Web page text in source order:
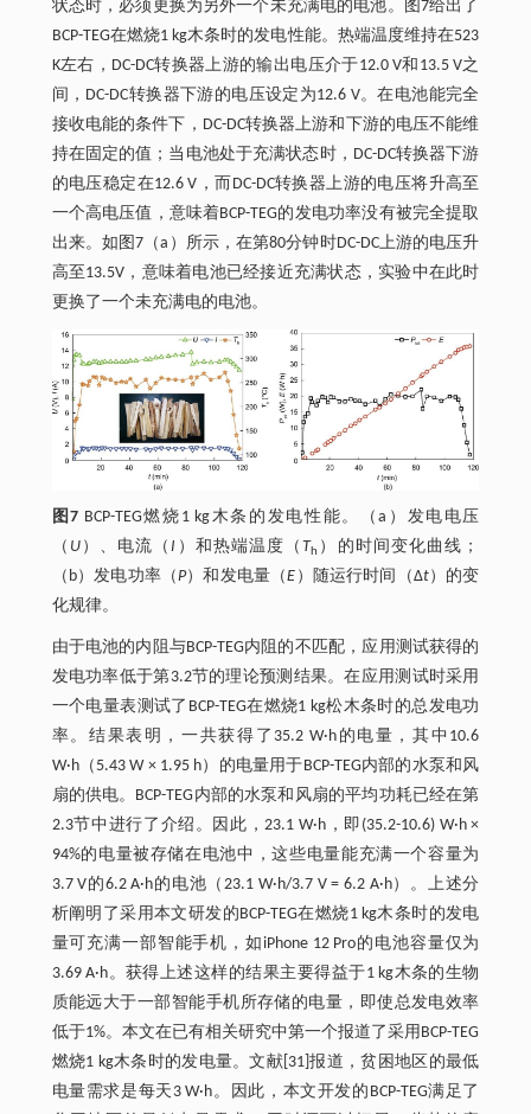
状态时，必须更换为另外一个未充满电的电池。图7给出了
BCP-TEG在燃烧1 kg木条时的发电性能。热端温度维持在523
K左右，DC-DC转换器上游的输出电压介于12.0 V和13.5 V之
间，DC-DC转换器下游的电压设定为12.6 V。在电池能完全
接收电能的条件下，DC-DC转换器上游和下游的电压不能维
持在固定的值；当电池处于充满状态时，DC-DC转换器下游
的电压稳定在12.6 V，而DC-DC转换器上游的电压将升高至
一个高电压值，意味着BCP-TEG的发电功率没有被完全提取
出来。如图7（a）所示，在第80分钟时DC-DC上游的电压升
高至13.5V，意味着电池已经接近充满状态，实验中在此时
更换了一个未充满电的电池。
图7 BCP-TEG燃烧1 kg木条的发电性能。（a）发电电压
（ U）、电流（I ）和热端温度（Th ）的时间变化曲线；
（b）发电功率（P）和发电量（E ）随运行时间（Δt）的变
化规律。
由于电池的内阻与BCP-TEG内阻的不匹配，应用测试获得的
发电功率低于第3.2节的理论预测结果。在应用测试时采用
一个电量表测试了BCP-TEG在燃烧1 kg松木条时的总发电功
率。结果表明，一共获得了35.2 W·h的电量，其中10.6
W·h（5.43 W × 1.95 h）的电量用于BCP-TEG内部的水泵和风
扇的供电。BCP-TEG内部的水泵和风扇的平均功耗已经在第
2.3节中进行了介绍。因此，23.1 W·h，即(35.2-10.6) W·h ×
94%的电量被存储在电池中，这些电量能充满一个容量为
3.7 V的6.2 A·h的电池（23.1 W·h/3.7 V = 6.2 A·h）。上述分
析阐明了采用本文研发的BCP-TEG在燃烧1 kg木条时的发电
量可充满一部智能手机，如iPhone 12 Pro的电池容量仅为
3.69 A·h。获得上述这样的结果主要得益于1 kg木条的生物
质能远大于一部智能手机所存储的电量，即使总发电效率
低于1%。本文在已有相关研究中第一个报道了采用BCP-TEG
燃烧1 kg木条时的发电量。文献[31]报道，贫困地区的最低
电量需求是每天3 W·h。因此，本文开发的BCP-TEG满足了